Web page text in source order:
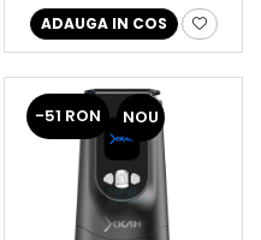
ADAUGA IN COS
-51 RON NOU